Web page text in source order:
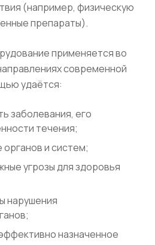
(например, физическую
препараты).
применяется во
современной
удаётся:
заболевания, его
течения;
и систем;
угрозы для здоровья
нарушения
назначенное